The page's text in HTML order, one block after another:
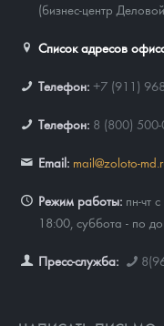
(бизнес-центр
Список адресов
Телефон: +7 (911)
Телефон: 8 (800)
Email: mail@zoloto-
Режим работы: пн-чт
18:00, суббота - по
Пресс-служба: